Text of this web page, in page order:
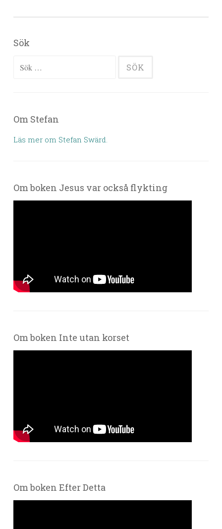
Sök
Sök efter:
Om Stefan
Läs mer om Stefan Swärd.
Om boken Jesus var också flykting
Om boken Inte utan korset
Om boken Efter Detta